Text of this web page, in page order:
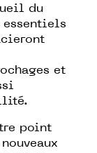
du
essentiels
et
point